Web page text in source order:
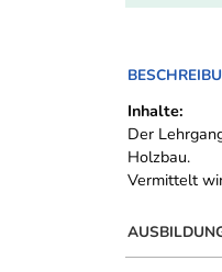
Inhalte:
Der
Holzbau.
Vermittelt